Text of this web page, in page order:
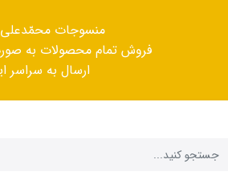
منسوجات
فروش تمام محصولات به
ارسال به سراسر